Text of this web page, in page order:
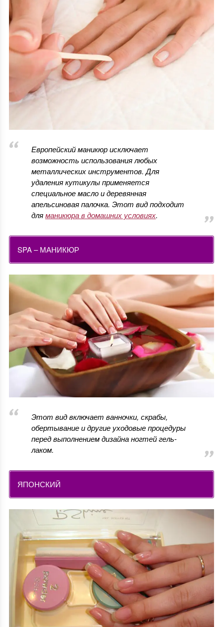
Европейский маникюр исключает
возможность использования любых
металлических инструментов. Для
удаления кутикулы применяется
специальное масло и деревянная
апельсиновая палочка. Этот вид подходит
дляманикюра в домашних условиях.
SPA – МАНИКЮР
Этот вид включает ванночки, скрабы,
обертывание и другие уходовые процедуры
перед выполнением дизайна ногтей гель-
лаком.
ЯПОНСКИЙ